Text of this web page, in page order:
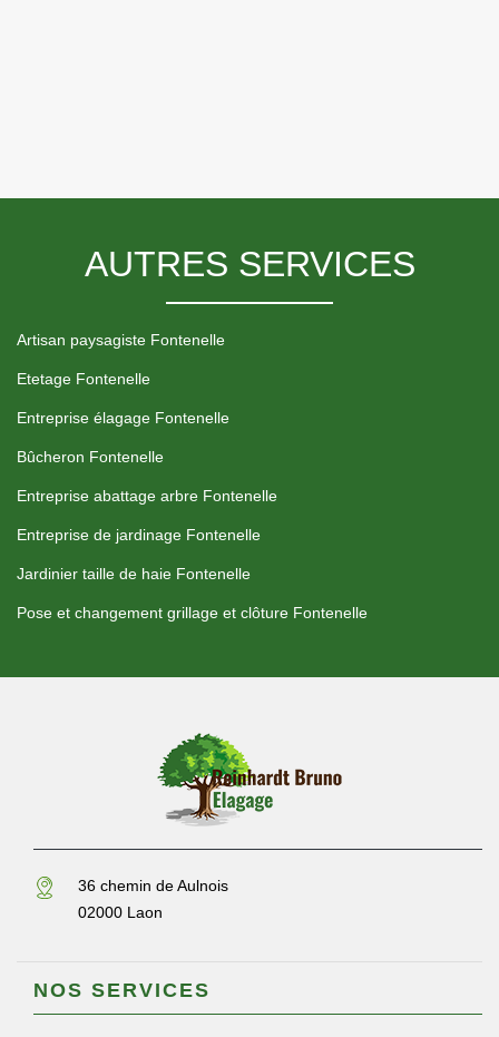
AUTRES SERVICES
Artisan paysagiste Fontenelle
Etetage Fontenelle
Entreprise élagage Fontenelle
Bûcheron Fontenelle
Entreprise abattage arbre Fontenelle
Entreprise de jardinage Fontenelle
Jardinier taille de haie Fontenelle
Pose et changement grillage et clôture Fontenelle
36 chemin de Aulnois
02000 Laon
NOS SERVICES